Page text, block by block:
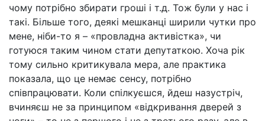
чому потрібно збирати гроші і т.д. Тож були у нас і
такі. Більше того, деякі мешканці ширили чутки про
мене, ніби-то я – «провладна активістка», чи
готуюся таким чином стати депутаткою. Хоча рік
тому сильно критикувала мера, але практика
показала, що це немає сенсу, потрібно
співпрацювати. Коли спілкуєшся, йдеш назустріч,
вчиняєш не за принципом «відкривання дверей з